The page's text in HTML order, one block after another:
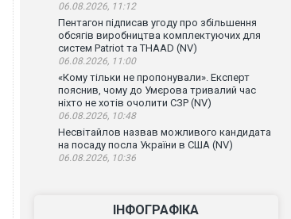
06.08.2026, 11:12
Пентагон підписав угоду про збільшення
обсягів виробництва комплектуючих для
систем Patriot та THAAD (NV)
06.08.2026, 11:00
«Кому тільки не пропонували». Експерт
пояснив, чому до Умєрова тривалий час
ніхто не хотів очолити СЗР (NV)
06.08.2026, 10:48
Несвітайлов назвав можливого кандидата
на посаду посла України в США (NV)
06.08.2026, 10:36
ІНФОГРАФІКА